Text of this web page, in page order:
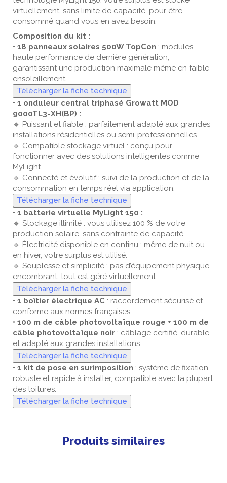
virtuellement, sans limite de capacité, pour être
consommé quand vous en avez besoin.
Composition du kit :
• 18 panneaux solaires 500W TopCon : modules
haute performance de dernière génération,
garantissant une production maximale même en faible
ensoleillement.
Télécharger la fiche technique
• 1 onduleur central triphasé Growatt MOD
9000TL3-XH(BP) :
🔹 Puissant et fiable : parfaitement adapté aux grandes
installations résidentielles ou semi-professionnelles.
🔹 Compatible stockage virtuel : conçu pour
fonctionner avec des solutions intelligentes comme
MyLight.
🔹 Connecté et évolutif : suivi de la production et de la
consommation en temps réel via application.
Télécharger la fiche technique
• 1 batterie virtuelle MyLight 150 :
🔹 Stockage illimité : vous utilisez 100 % de votre
production solaire, sans contrainte de capacité.
🔹 Électricité disponible en continu : même de nuit ou
en hiver, votre surplus est utilisé.
🔹 Souplesse et simplicité : pas d’équipement physique
encombrant, tout est géré virtuellement.
Télécharger la fiche technique
• 1 boîtier électrique AC : raccordement sécurisé et
conforme aux normes françaises.
• 100 m de câble photovoltaïque rouge + 100 m de
câble photovoltaïque noir : câblage certifié, durable
et adapté aux grandes installations.
Télécharger la fiche technique
• 1 kit de pose en surimposition : système de fixation
robuste et rapide à installer, compatible avec la plupart
des toitures.
Télécharger la fiche technique
Produits similaires